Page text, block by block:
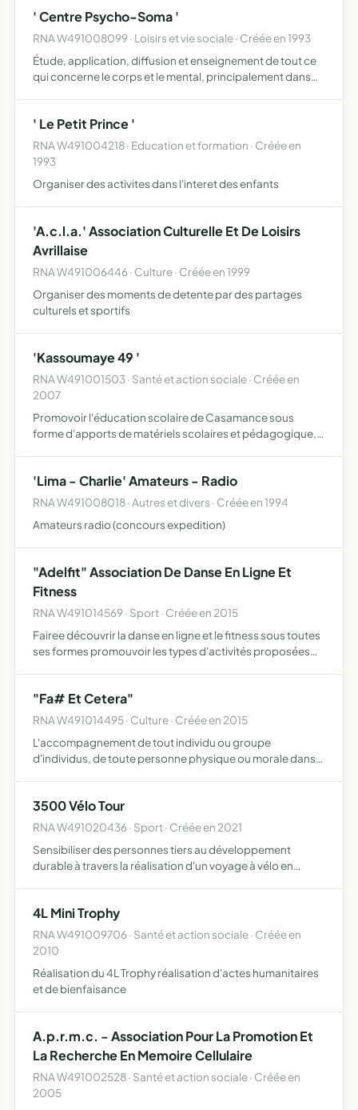
' Centre Psycho-Soma '
RNA W491008099 · Loisirs et vie sociale · Créée en 1993
Étude, application, diffusion et enseignement de tout ce
qui concerne le corps et le mental, principalement dans
' Le Petit Prince '
RNA W491004218 · Education et formation · Créée en
1993
Organiser des activites dans l'interet des enfants
'A.c.l.a.' Association Culturelle Et De Loisirs
Avrillaise
RNA W491006446 · Culture · Créée en 1999
Organiser des moments de detente par des partages
culturels et sportifs
'Kassoumaye 49 '
RNA W491001503 · Santé et action sociale · Créée en
2007
Promovoir l'éducation scolaire de Casamance sous
forme d'apports de matériels scolaires et pédagogique,
'Lima - Charlie' Amateurs - Radio
RNA W491008018 · Autres et divers · Créée en 1994
Amateurs radio (concours expedition)
"Adelfit" Association De Danse En Ligne Et
Fitness
RNA W491014569 · Sport · Créée en 2015
Fairee découvrir la danse en ligne et le fitness sous toutes
ses formes promouvoir les types d'activités proposées
"Fa# Et Cetera"
RNA W491014495 · Culture · Créée en 2015
L'accompagnement de tout individu ou groupe
d'individus, de toute personne physique ou morale dans
3500 Vélo Tour
RNA W491020436 · Sport · Créée en 2021
Sensibiliser des personnes tiers au développement
durable à travers la réalisation d'un voyage à vélo en
structure énergét…
4L Mini Trophy
RNA W491009706 · Santé et action sociale · Créée en
2010
Réalisation du 4L Trophy réalisation d'actes humanitaires
et de bienfaisance
A.p.r.m.c. - Association Pour La Promotion Et
La Recherche En Memoire Cellulaire
RNA W491002528 · Santé et action sociale · Créée en
2005